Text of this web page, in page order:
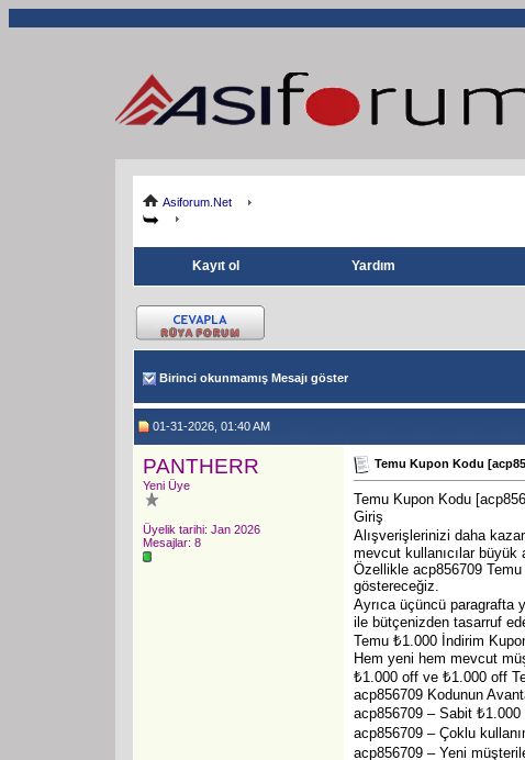
Asiforum.Net
Kayıt ol Yardım
Birinci okunmamış Mesajı göster
01-31-2026, 01:40 AM
PANTHERR
Yeni Üye
Üyelik tarihi: Jan 2026
Mesajlar: 8
Temu Kupon Kodu
Temu Kupon Kodu
Giriş
Alışverişlerinizi daha
mevcut kullanıcılar büyük
Özellikle acp856709
göstereceğiz.
Ayrıca üçüncü paragrafta
ile bütçenizden tasarruf
Temu ₺1.000 İndirim
Hem yeni hem mevcut
₺1.000 off ve ₺1.000 off
acp856709 Kodunun
acp856709 – Sabit ₺1.000
acp856709 – Çoklu
acp856709 – Yeni